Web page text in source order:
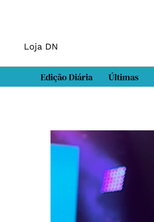
Loja DN
Edição Diária Últimas